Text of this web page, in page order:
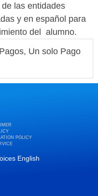
las entidades
y en español para
del alumno.
Un solo Pago
POLICY
English